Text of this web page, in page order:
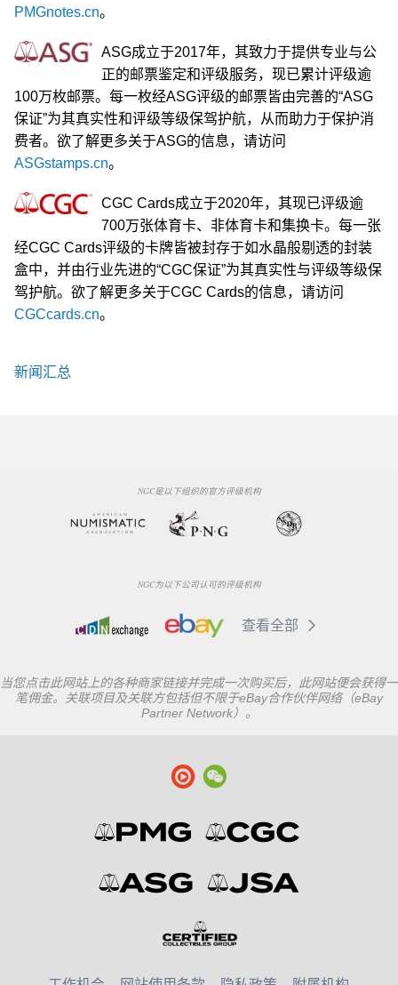
PMGnotes.cn。
ASG成立于2017年，其致力于提供专业与公
正的邮票鉴定和评级服务，现已累计评级逾
100万枚邮票。每一枚经ASG评级的邮票皆由完善的“ASG
保证”为其真实性和评级等级保驾护航，从而助力于保护消
费者。欲了解更多关于ASG的信息，请访问
ASGstamps.cn。
CGC Cards成立于2020年，其现已评级逾
700万张体育卡、非体育卡和集换卡。每一张
经CGC Cards评级的卡牌皆被封存于如水晶般剔透的封装
盒中，并由行业先进的“CGC保证”为其真实性与评级等级保
驾护航。欲了解更多关于CGC Cards的信息，请访问
CGCcards.cn。
新闻汇总
NGC是以下组织的官方评级机构
NGC为以下公司认可的评级机构
查看全部
当您点击此网站上的各种商家链接并完成一次购买后，此网站便会获得一
笔佣金。关联项目及关联方包括但不限于eBay合作伙伴网络（eBay
Partner Network）。